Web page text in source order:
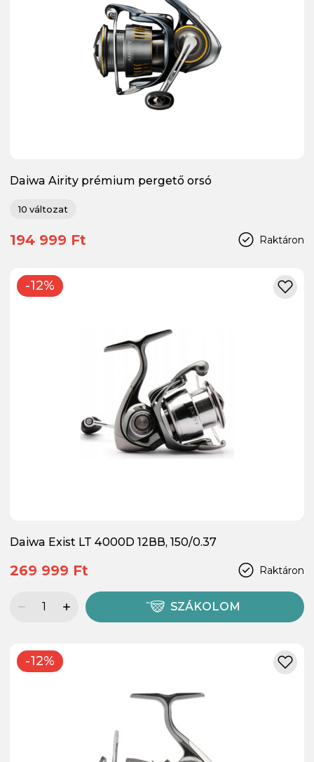
Daiwa Airity prémium pergető orsó
10 változat
Raktáron
194 999 Ft
-12%
Daiwa Exist LT 4000D 12BB, 150/0.37
Raktáron
269 999 Ft
SZÁKOLOM
-12%